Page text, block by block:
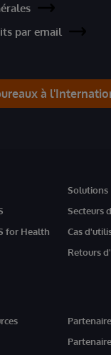
par email
à
for Health
Solutions
Secteurs
Cas
Retours